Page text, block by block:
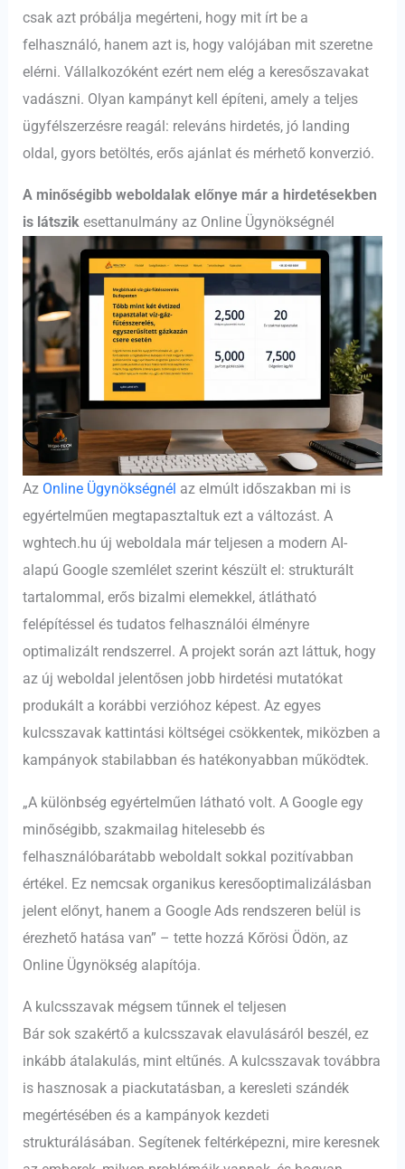
csak azt próbálja megérteni, hogy mit írt be a
felhasználó, hanem azt is, hogy valójában mit szeretne
elérni. Vállalkozóként ezért nem elég a keresőszavakat
vadászni. Olyan kampányt kell építeni, amely a teljes
ügyfélszerzésre reagál: releváns hirdetés, jó landing
oldal, gyors betöltés, erős ajánlat és mérhető konverzió.
A minőségibb weboldalak előnye már a hirdetésekben
is látszik esettanulmány az Online Ügynökségnél
Az Online Ügynökségnél az elmúlt időszakban mi is
egyértelműen megtapasztaltuk ezt a változást. A
wghtech.hu új weboldala már teljesen a modern AI-
alapú Google szemlélet szerint készült el: strukturált
tartalommal, erős bizalmi elemekkel, átlátható
felépítéssel és tudatos felhasználói élményre
optimalizált rendszerrel. A projekt során azt láttuk, hogy
az új weboldal jelentősen jobb hirdetési mutatókat
produkált a korábbi verzióhoz képest. Az egyes
kulcsszavak kattintási költségei csökkentek, miközben a
kampányok stabilabban és hatékonyabban működtek.
„A különbség egyértelműen látható volt. A Google egy
minőségibb, szakmailag hitelesebb és
felhasználóbarátabb weboldalt sokkal pozitívabban
értékel. Ez nemcsak organikus keresőoptimalizálásban
jelent előnyt, hanem a Google Ads rendszeren belül is
érezhető hatása van” – tette hozzá Kőrösi Ödön, az
Online Ügynökség alapítója.
A kulcsszavak mégsem tűnnek el teljesen
Bár sok szakértő a kulcsszavak elavulásáról beszél, ez
inkább átalakulás, mint eltűnés. A kulcsszavak továbbra
is hasznosak a piackutatásban, a keresleti szándék
megértésében és a kampányok kezdeti
strukturálásában. Segítenek feltérképezni, mire keresnek